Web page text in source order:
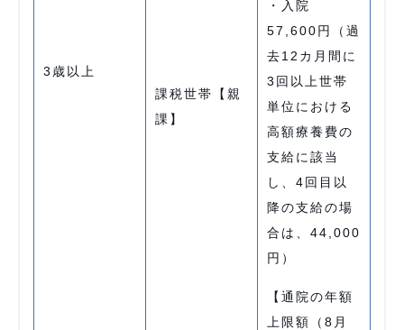
3歳以上
課税世帯【親
課】
・入院
57,600円（過
去12カ月間に
3回以上世帯
単位における
高額療養費の
支給に該当
し、4回目以
降の支給の場
合は、44,000
円）
【通院の年額
上限額（8月